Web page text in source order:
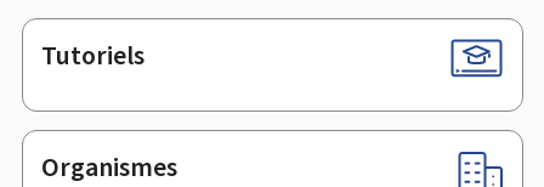
Tutoriels
Organismes